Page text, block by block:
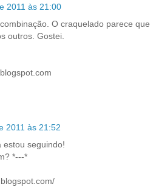
2011 às 21:00
O craquelado parece que
outros. Gostei.
2011 às 21:52
estou seguindo!
*---*